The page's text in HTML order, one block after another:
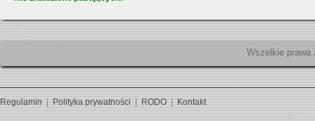
Regulamin Polityka prywatności RODO Kontakt